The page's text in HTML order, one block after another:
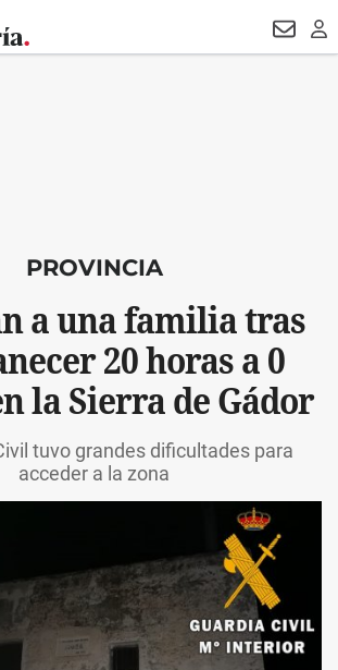
PROVINCIA
a una familia tras
20 horas a 0
la Sierra de Gádor
tuvo grandes dificultades para
acceder a la zona